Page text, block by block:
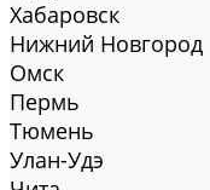
Хабаровск
Нижний Новгород
Омск
Пермь
Тюмень
Улан-Удэ